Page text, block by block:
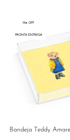
15% OFF
PRONTA ENTREGA
Bandeja Teddy